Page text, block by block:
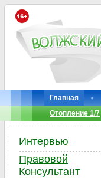
Главная
Отопление 1/7
Интервью
Правовой
Консультант